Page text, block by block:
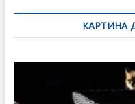
по
записямКАРТИНА